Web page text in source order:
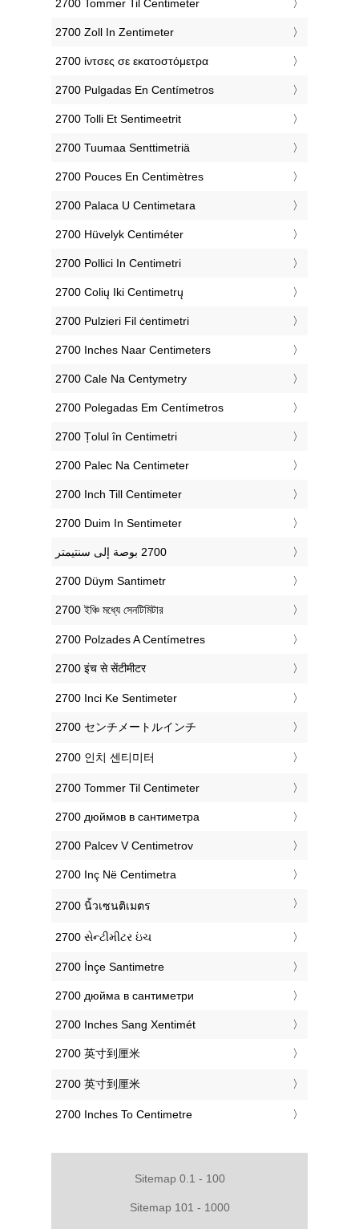
‎2700 Tommer Til Centimeter
‎2700 Zoll In Zentimeter
‎2700 ίντσες σε εκατοστόμετρα
‎2700 Pulgadas En Centímetros
‎2700 Tolli Et Sentimeetrit
‎2700 Tuumaa Senttimetriä
‎2700 Pouces En Centimètres
‎2700 Palaca U Centimetara
‎2700 Hüvelyk Centiméter
‎2700 Pollici In Centimetri
‎2700 Colių Iki Centimetrų
‎2700 Pulzieri Fil ċentimetri
‎2700 Inches Naar Centimeters
‎2700 Cale Na Centymetry
‎2700 Polegadas Em Centímetros
‎2700 Țolul în Centimetri
‎2700 Palec Na Centimeter
‎2700 Inch Till Centimeter
‎2700 Duim In Sentimeter
‎2700 Düym Santimetr
‎2700 ইঞ্চি মধ্যে সেনটিমিটার
‎2700 Polzades A Centímetres
‎2700 इंच से सेंटीमीटर
‎2700 Inci Ke Sentimeter
‎2700 センチメートルインチ
‎2700 인치 센티미터
‎2700 Tommer Til Centimeter
‎2700 дюймов в сантиметра
‎2700 Palcev V Centimetrov
‎2700 Inç Në Centimetra
‎2700 นิ้วเซนติเมตร
‎2700 સેન્ટીમીટર ઇંચ
‎2700 İnçe Santimetre
‎2700 дюйма в сантиметри
‎2700 Inches Sang Xentimét
‎2700 英寸到厘米
‎2700 英寸到厘米
‎2700 Inches To Centimetre
Sitemap 0.1 - 100
Sitemap 101 - 1000